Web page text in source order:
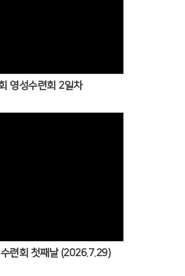
영성수련회 2일차
련회 첫째날 (2026.7.29)